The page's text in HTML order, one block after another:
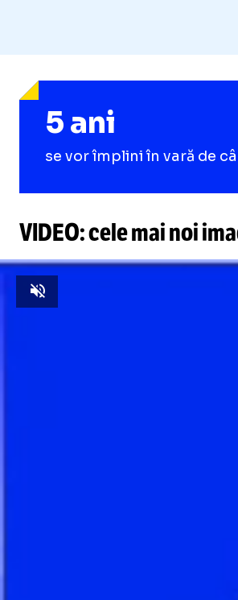
5 ani
se vor împlini în vară de
VIDEO: cele mai noi
Unmute